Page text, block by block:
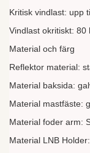
Kritisk vindlast: upp
Vindlast okritiskt: 80
Material och färg
Reflektor material:
Material baksida:
Material mastfäste:
Material foder arm:
Material LNB